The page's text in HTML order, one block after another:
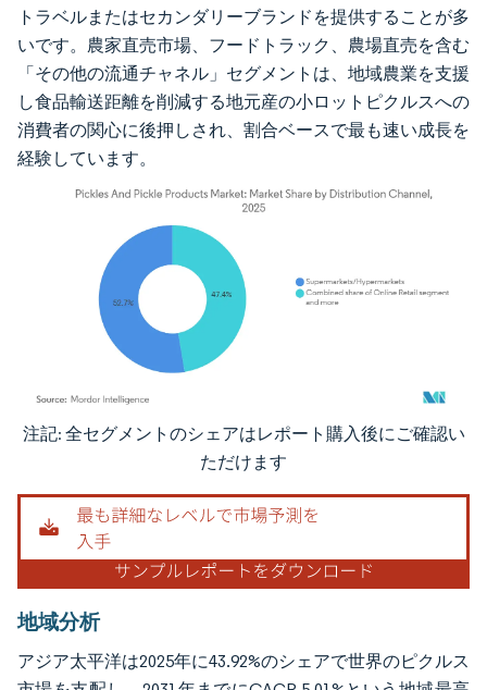
トラベルまたはセカンダリーブランドを提供することが多
いです。農家直売市場、フードトラック、農場直売を含む
「その他の流通チャネル」セグメントは、地域農業を支援
し食品輸送距離を削減する地元産の小ロットピクルスへの
消費者の関心に後押しされ、割合ベースで最も速い成長を
経験しています。
画像 © Mordor Intelligence。再利用にはCC BY 4.0の表示が必要です。
注記: 全セグメントのシェアはレポート購入後にご確認い
ただけます
地域分析
アジア太平洋は2025年に43.92%のシェアで世界のピクルス